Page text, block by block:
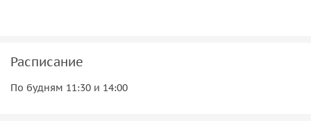
Расписание
По будням 11:30 и 14:00